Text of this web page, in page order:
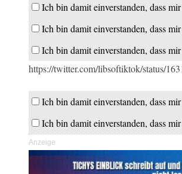
Ich bin damit einverstanden, dass
Ich bin damit einverstanden, dass
Ich bin damit einverstanden, dass
https://twitter.com/libsoftiktok/status/
Ich bin damit einverstanden, dass
Ich bin damit einverstanden, dass
Anzeige